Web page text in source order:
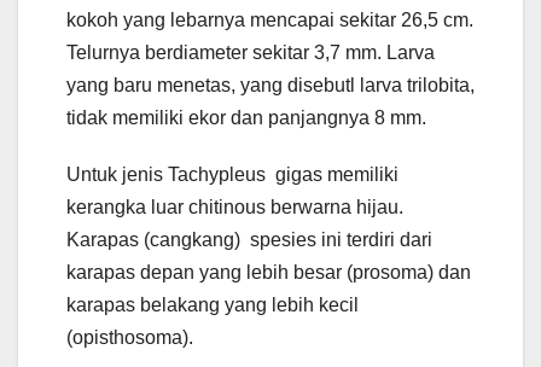
kokoh yang lebarnya mencapai sekitar 26,5 cm.
Telurnya berdiameter sekitar 3,7 mm. Larva
yang baru menetas, yang disebutl larva trilobita,
tidak memiliki ekor dan panjangnya 8 mm.
Untuk jenis Tachypleus gigas memiliki
kerangka luar chitinous berwarna hijau.
Karapas (cangkang) spesies ini terdiri dari
karapas depan yang lebih besar (prosoma) dan
karapas belakang yang lebih kecil
(opisthosoma).